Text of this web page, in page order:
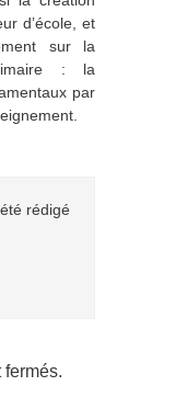
d’école, et
sur la
: la
par
rédigé
fermés.